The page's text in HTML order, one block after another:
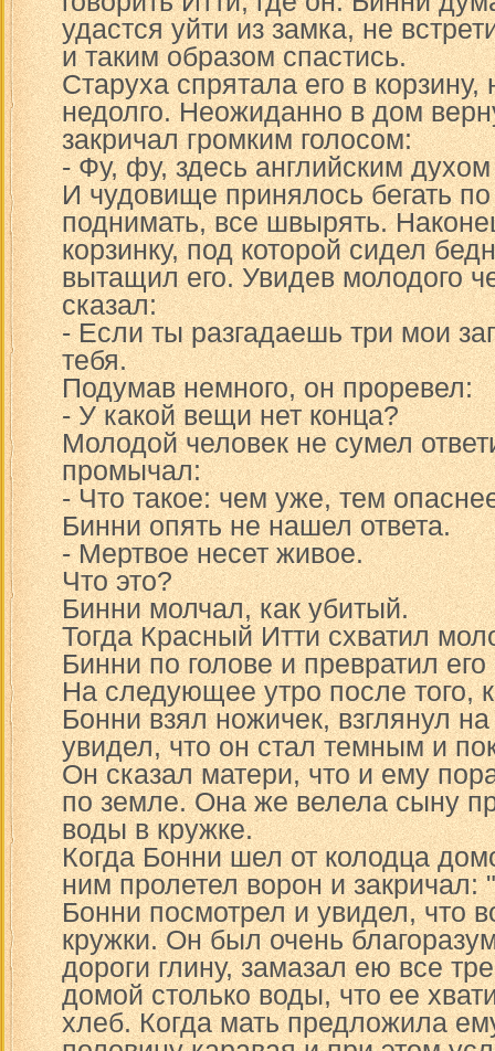
удастся уйти из замка, не
и таким образом спастись.
Старуха спрятала его в
недолго. Неожиданно в дом
закричал громким голосом:
- Фу, фу, здесь английским
И чудовище принялось бегать
поднимать, все швырять.
корзинку, под которой сидел
вытащил его. Увидев молодого
сказал:
- Если ты разгадаешь три мои
тебя.
Подумав немного, он проревел:
- У какой вещи нет конца?
Молодой человек не сумел
промычал:
- Что такое: чем уже, тем
Бинни опять не нашел ответа.
- Мертвое несет живое.
Что это?
Бинни молчал, как убитый.
Тогда Красный Итти схватил
Бинни по голове и превратил
На следующее утро после того,
Бонни взял ножичек, взглянул
увидел, что он стал темным и
Он сказал матери, что и ему
по земле. Она же велела сыну
воды в кружке.
Когда Бонни шел от колодца
ним пролетел ворон и закричал:
Бонни посмотрел и увидел, что
кружки. Он был очень
дороги глину, замазал ею все
домой столько воды, что ее
хлеб. Когда мать предложила